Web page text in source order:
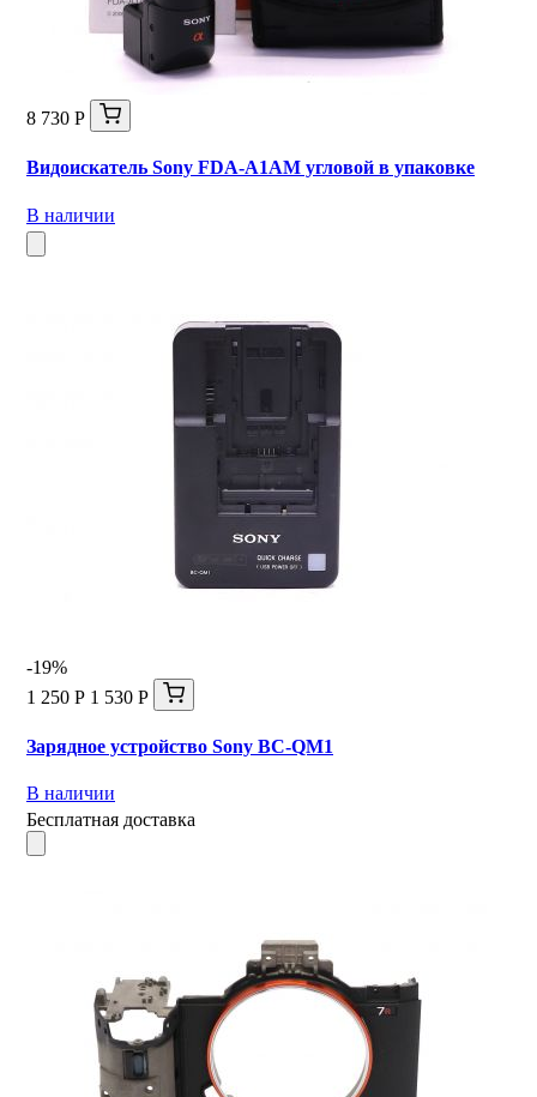
8 730 Р
Видоискатель Sony FDA-A1AM угловой в упаковке
В наличии
-19%
1 250 Р 1 530 Р
Зарядное устройство Sony BC-QM1
В наличии
Бесплатная доставка